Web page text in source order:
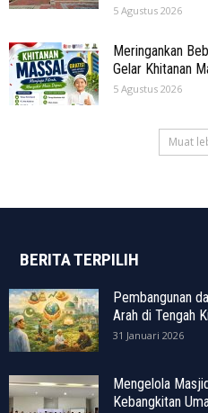
5 Agustus 2026
Meringankan
Gelar Khitanan
5 Agustus 2026
Muat
BERITA TERPILIH
Pembangunan
Arah di Tengah
31 Januari 2026
Mengelola
Kebangkitan